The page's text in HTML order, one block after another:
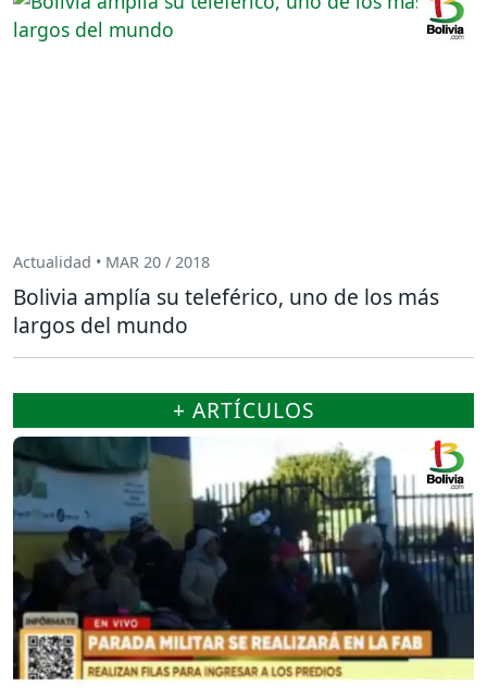
Actualidad • MAR 20 / 2018
Bolivia amplía su teleférico, uno de los más
largos del mundo
+ ARTÍCULOS